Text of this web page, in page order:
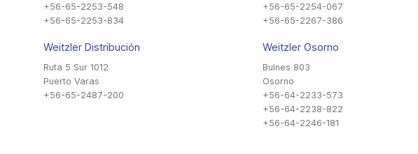
+56-65-2253-548
+56-65-2253-834
Weitzler Distribución
Ruta 5 Sur 1012
Puerto Varas
+56-65-2487-200
+56-65-2254-067
+56-65-2267-386
Weitzler Osorno
Bulnes 803
Osorno
+56-64-2233-573
+56-64-2238-822
+56-64-2246-181